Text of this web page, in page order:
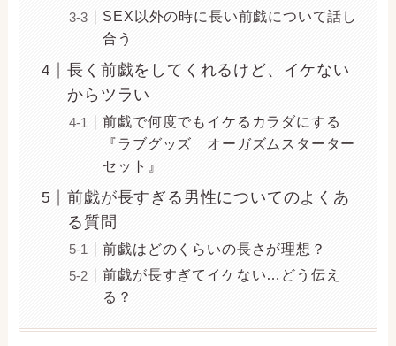
SEX以外の時に長い前戯について話し
合う
長く前戯をしてくれるけど、イケない
からツラい
前戯で何度でもイケるカラダにする
『ラブグッズ オーガズムスターター
セット』
前戯が長すぎる男性についてのよくあ
る質問
前戯はどのくらいの長さが理想？
前戯が長すぎてイケない…どう伝え
る？